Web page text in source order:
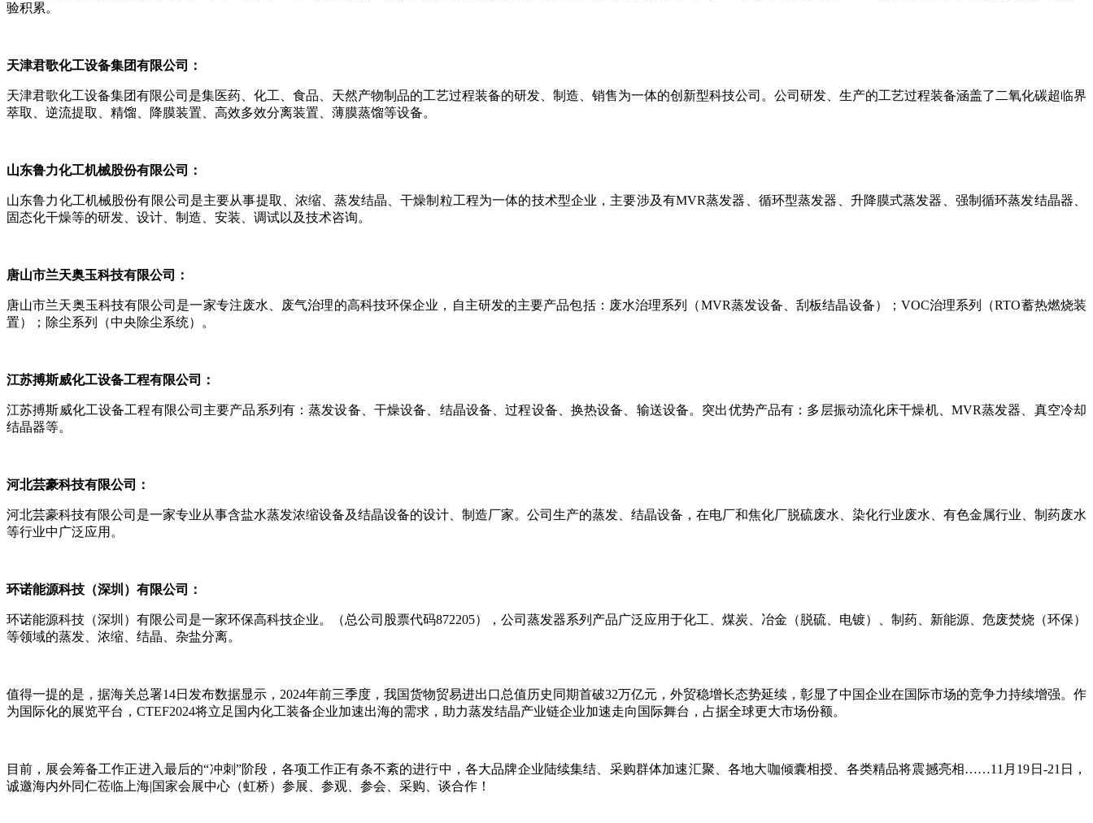
验积累。
天津君歌化工设备集团有限公司：
天津君歌化工设备集团有限公司是集医药、化工、食品、天然产物制品的工艺过程装备的研发、制造、销售为一体的创新型科技公司。公司研发、生产的工艺过程装备涵盖了二氧化碳超临界
萃取、逆流提取、精馏、降膜装置、高效多效分离装置、薄膜蒸馏等设备。
山东鲁力化工机械股份有限公司：
山东鲁力化工机械股份有限公司是主要从事提取、浓缩、蒸发结晶、干燥制粒工程为一体的技术型企业，主要涉及有MVR蒸发器、循环型蒸发器、升降膜式蒸发器、强制循环蒸发结晶器、
固态化干燥等的研发、设计、制造、安装、调试以及技术咨询。
唐山市兰天奥玉科技有限公司：
唐山市兰天奥玉科技有限公司是一家专注废水、废气治理的高科技环保企业，自主研发的主要产品包括：废水治理系列（MVR蒸发设备、刮板结晶设备）；VOC治理系列（RTO蓄热燃烧装
置）；除尘系列（中央除尘系统）。
江苏搏斯威化工设备工程有限公司 ：
江苏搏斯威化工设备工程有限公司主要产品系列有：蒸发设备、干燥设备、结晶设备、过程设备、换热设备、输送设备。突出优势产品有：多层振动流化床干燥机、 MVR蒸发器、真空冷却
结晶器等。
河北芸豪科技有限公司：
河北芸豪科技有限公司是一家专业从事含盐水蒸发浓缩设备及结晶设备的设计、制造厂家。公司生产的蒸发、结晶设备，在电厂和焦化厂脱硫废水、染化行业废水、有色金属行业、制药废水
等行业中广泛应用。
环诺能源科技（深圳）有限公司：
环诺能源科技（深圳）有限公司是一家环保高科技企业。（总公司股票代码872205），公司蒸发器系列产品广泛应用于化工、煤炭、冶金（脱硫、电镀）、制药、新能源、危废焚烧（环保）
等领域的蒸发、浓缩、结晶、杂盐分离。
值得一提的是，据海关总署14日发布数据显示，2024年前三季度，我国货物贸易进出口总值历史同期首破32万亿元，外贸稳增长态势延续，彰显了中国企业在国际市场的竞争力持续增强。作
为国际化的展览平台，CTEF2024将立足国内化工装备企业加速出海的需求，助力蒸发结晶产业链企业加速走向国际舞台，占据全球更大市场份额。
目前，展会筹备工作正进入最后的“冲刺”阶段，各项工作正有条不紊的进行中，各大品牌企业陆续集结、采购群体加速汇聚、各地大咖倾囊相授、各类精品将震撼亮相……11月19日-21日，
诚邀海内外同仁莅临上海|国家会展中心（虹桥）参展、参观、参会、采购、谈合作！